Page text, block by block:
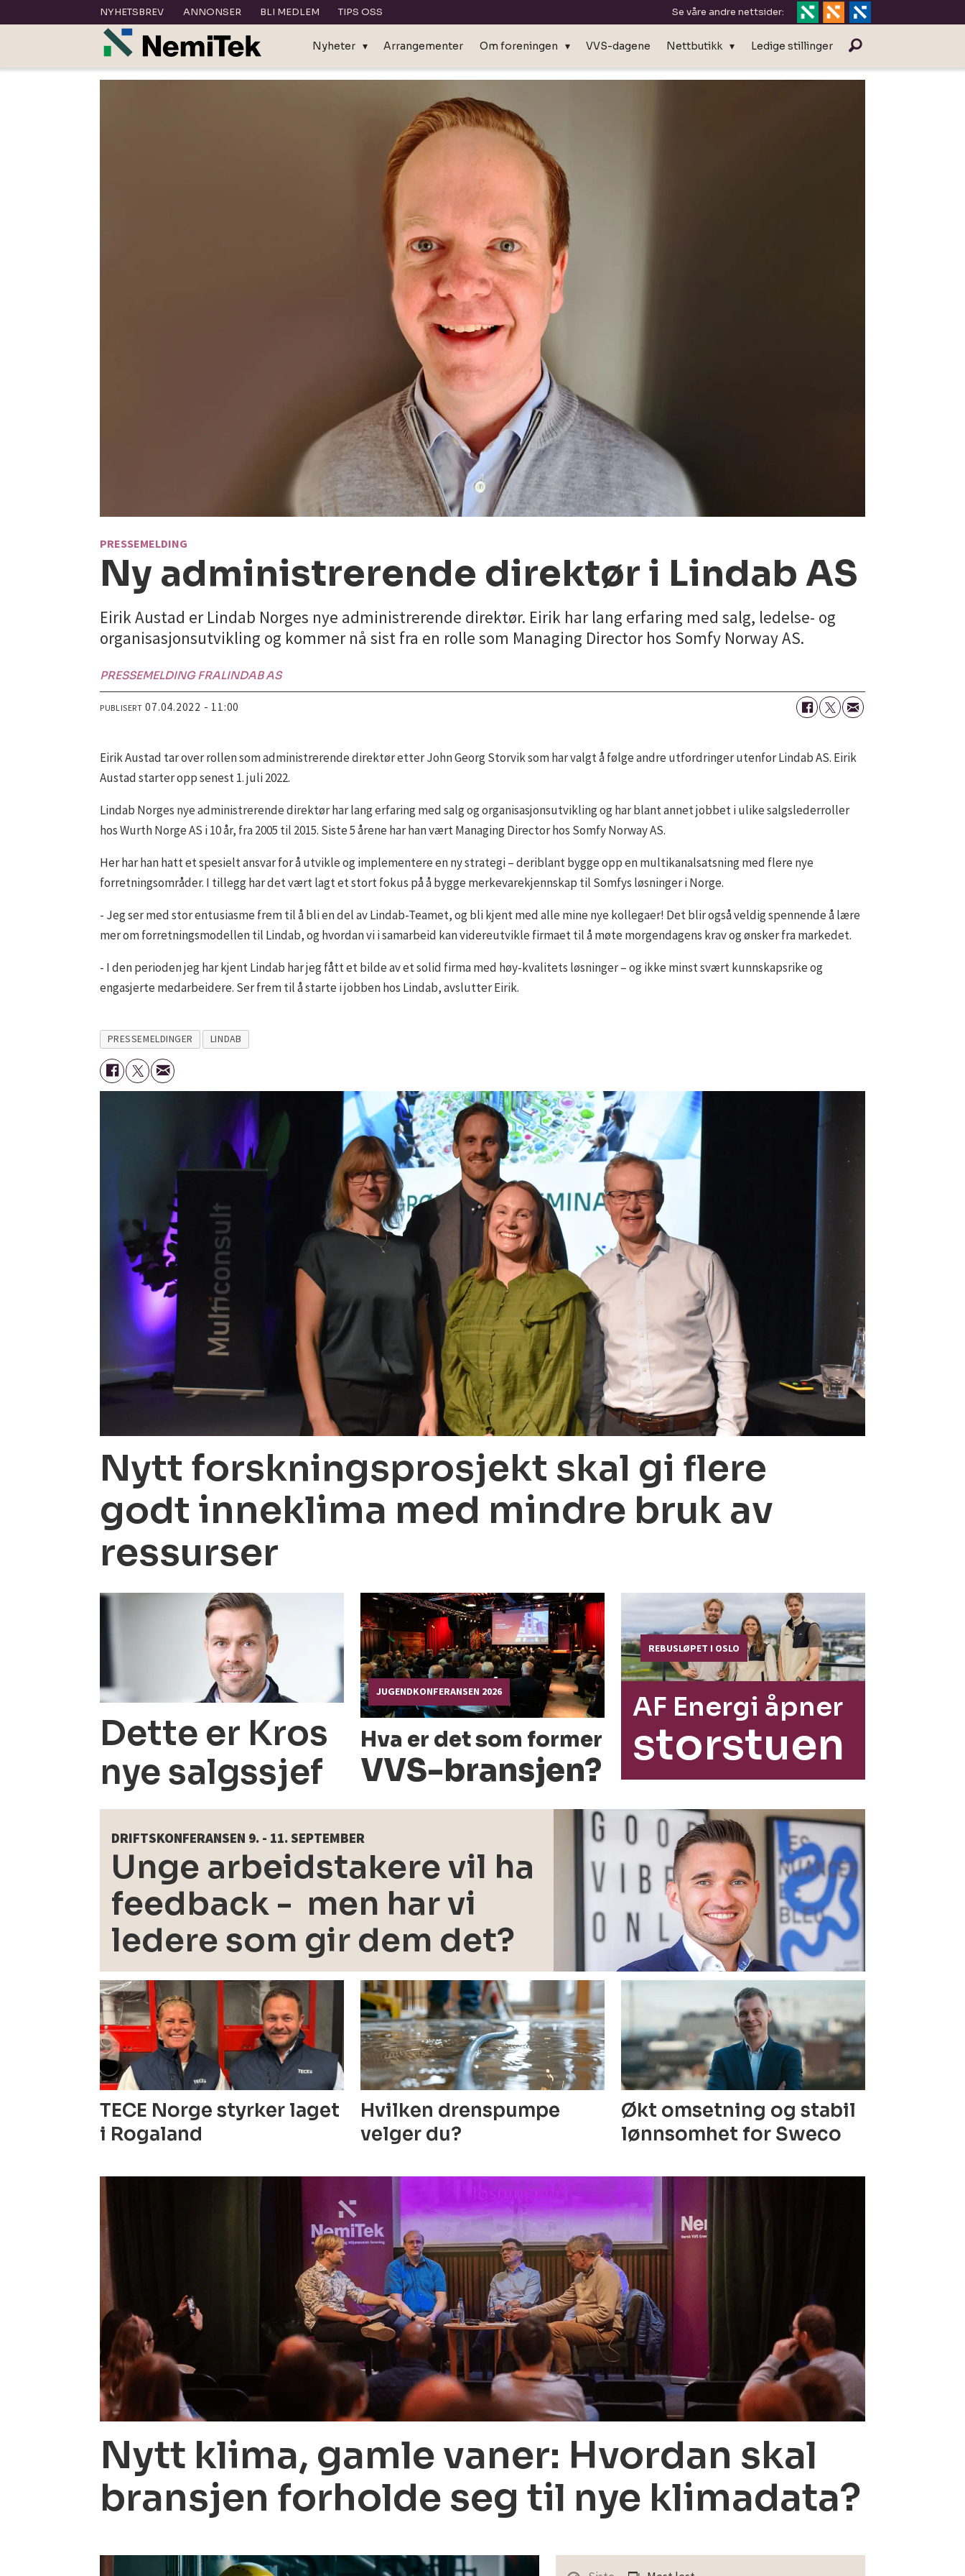
NYHETSBREV ANNONSER BLI MEDLEM TIPS OSS Se våre andre nettsider:
Nyheter Arrangementer Om foreningen VVS-dagene Nettbutikk Ledige stillinger
PRESSEMELDING
Ny administrerende direktør i Lindab AS
Eirik Austad er Lindab Norges nye administrerende direktør. Eirik har lang erfaring med salg, ledelse- og
organisasjonsutvikling og kommer nå sist fra en rolle som Managing Director hos Somfy Norway AS.
PRESSEMELDING FRALINDAB AS
PUBLISERT 07.04.2022 - 11:00
Eirik Austad tar over rollen som administrerende direktør etter John Georg Storvik som har valgt å følge andre utfordringer utenfor Lindab AS. Eirik
Austad starter opp senest 1. juli 2022.
Lindab Norges nye administrerende direktør har lang erfaring med salg og organisasjonsutvikling og har blant annet jobbet i ulike salgslederroller
hos Wurth Norge AS i 10 år, fra 2005 til 2015. Siste 5 årene har han vært Managing Director hos Somfy Norway AS.
Her har han hatt et spesielt ansvar for å utvikle og implementere en ny strategi – deriblant bygge opp en multikanalsatsning med flere nye
forretningsområder. I tillegg har det vært lagt et stort fokus på å bygge merkevarekjennskap til Somfys løsninger i Norge.
- Jeg ser med stor entusiasme frem til å bli en del av Lindab-Teamet, og bli kjent med alle mine nye kollegaer! Det blir også veldig spennende å lære
mer om forretningsmodellen til Lindab, og hvordan vi i samarbeid kan videreutvikle firmaet til å møte morgendagens krav og ønsker fra markedet.
- I den perioden jeg har kjent Lindab har jeg fått et bilde av et solid firma med høy-kvalitets løsninger – og ikke minst svært kunnskapsrike og
engasjerte medarbeidere. Ser frem til å starte i jobben hos Lindab, avslutter Eirik.
PRESSEMELDINGER LINDAB
Nytt forskningsprosjekt skal gi flere
godt inneklima med mindre bruk av
ressurser
Dette er Kros
nye salgssjef
JUGENDKONFERANSEN 2026
Hva er det som former
VVS-bransjen?
REBUSLØPET I OSLO
AF Energi åpner
storstuen
DRIFTSKONFERANSEN 9. - 11. SEPTEMBER
Unge arbeidstakere vil ha
feedback - men har vi
ledere som gir dem det?
TECE Norge styrker laget
i Rogaland
Hvilken drenspumpe
velger du?
Økt omsetning og stabil
lønnsomhet for Sweco
Nytt klima, gamle vaner: Hvordan skal
bransjen forholde seg til nye klimadata?